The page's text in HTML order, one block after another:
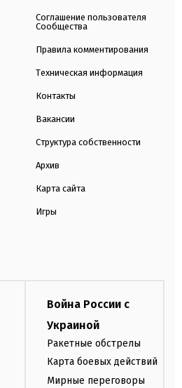
Соглашение пользователя
Сообщества
Правила комментирования
Техническая информация
Контакты
Вакансии
Структура собственности
Архив
Карта сайта
Игры
Война России с
Украиной
Ракетные обстрелы
Карта боевых действий
Мирные переговоры